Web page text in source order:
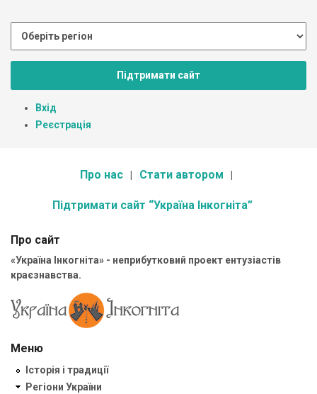
Підтримати сайт
Вхід
Реєстрація
Про нас Стати автором
Підтримати сайт “Україна Інкогніта”
Про сайт
«Україна Інкогніта» - неприбутковий проект ентузіастів
краєзнавства.
Меню
Історія і традиції
Регіони України